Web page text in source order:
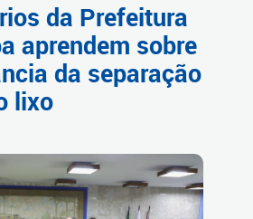
da Prefeitura
aprendem sobre
da separação
lixo